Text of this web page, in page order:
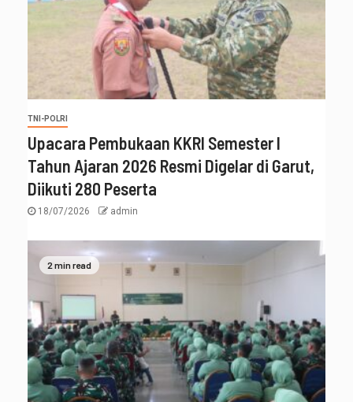
TNI-POLRI
Upacara Pembukaan KKRI Semester I
Tahun Ajaran 2026 Resmi Digelar di Garut,
Diikuti 280 Peserta
18/07/2026 admin
2 min read